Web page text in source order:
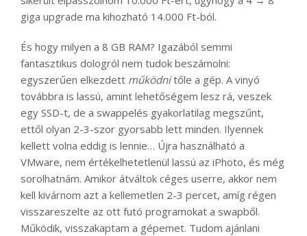
giga upgrade ma kihozható 14.000 Ft-ból.
És hogy milyen a 8 GB RAM? Igazából semmi
fantasztikus dologról nem tudok beszámolni:
egyszerűen elkezdett működnitőle a gép. A vinyó
továbbra is lassú, amint lehetőségem lesz rá, veszek
egy SSD-t, de a swappelés gyakorlatilag megszűnt,
ettől olyan 2-3-szor gyorsabb lett minden. Ilyennek
kellett volna eddig is lennie… Újra használható a
VMware, nem értékelhetetlenül lassú az iPhoto, és még
sorolhatnám. Amikor átváltok céges userre, akkor nem
kell kivárnom azt a kellemetlen 2-3 percet, amíg régen
visszareszelte az ott futó programokat a swapből.
Működik, visszakaptam a gépemet. Tudom ajánlani